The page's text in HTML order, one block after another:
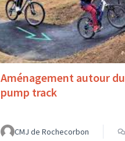
Aménagement autour du
pump track
CMJ de Rochecorbon